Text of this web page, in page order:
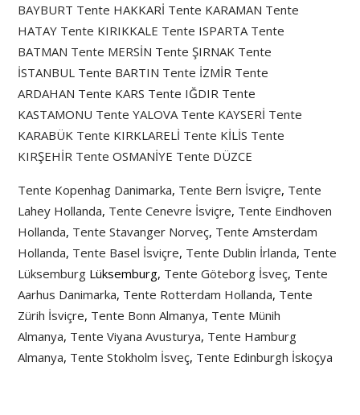
BAYBURT Tente HAKKARİ Tente KARAMAN Tente
HATAY Tente KIRIKKALE Tente ISPARTA Tente
BATMAN Tente MERSİN Tente ŞIRNAK Tente
İSTANBUL Tente BARTIN Tente İZMİR Tente
ARDAHAN Tente KARS Tente IĞDIR Tente
KASTAMONU Tente YALOVA Tente KAYSERİ Tente
KARABÜK Tente KIRKLARELİ Tente KİLİS Tente
KIRŞEHİR Tente OSMANİYE Tente DÜZCE
Tente Kopenhag Danimarka, Tente Bern İsviçre, Tente
Lahey Hollanda, Tente Cenevre İsviçre, Tente Eindhoven
Hollanda, Tente Stavanger Norveç, Tente Amsterdam
Hollanda, Tente Basel İsviçre, Tente Dublin İrlanda, Tente
Lüksemburg Lüksemburg, Tente Göteborg İsveç, Tente
Aarhus Danimarka, Tente Rotterdam Hollanda, Tente
Zürih İsviçre, Tente Bonn Almanya, Tente Münih
Almanya, Tente Viyana Avusturya, Tente Hamburg
Almanya, Tente Stokholm İsveç, Tente Edinburgh İskoçya